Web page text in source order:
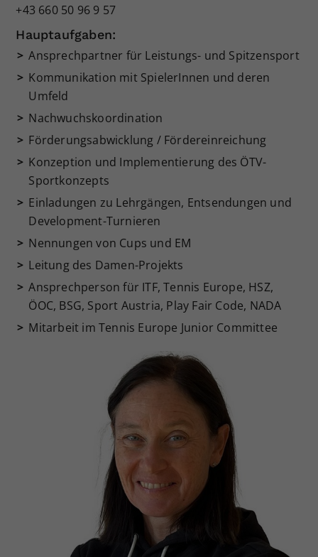
+43 660 50 96 9 57
Hauptaufgaben:
Ansprechpartner für Leistungs- und Spitzensport
Kommunikation mit SpielerInnen und deren
Umfeld
Nachwuchskoordination
Förderungsabwicklung / Fördereinreichung
Konzeption und Implementierung des ÖTV-
Sportkonzepts
Einladungen zu Lehrgängen, Entsendungen und
Development-Turnieren
Nennungen von Cups und EM
Leitung des Damen-Projekts
Ansprechperson für ITF, Tennis Europe, HSZ,
ÖOC, BSG, Sport Austria, Play Fair Code, NADA
Mitarbeit im Tennis Europe Junior Committee